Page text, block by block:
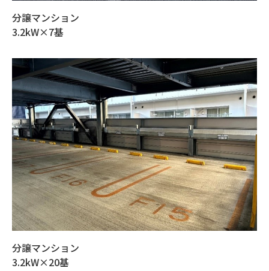
分譲マンション
3.2kW×7基
分譲マンション
3.2kW×20基